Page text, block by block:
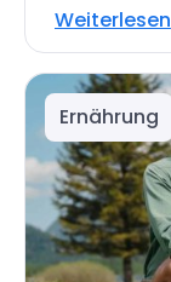
Weiterlesen
Ernährung